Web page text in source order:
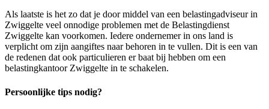
Als laatste is het zo dat je door middel van een belastingadviseur in
Zwiggelte veel onnodige problemen met de Belastingdienst
Zwiggelte kan voorkomen. Iedere ondernemer in ons land is
verplicht om zijn aangiftes naar behoren in te vullen. Dit is een van
de redenen dat ook particulieren er baat bij hebben om een
belastingkantoor Zwiggelte in te schakelen.
Persoonlijke tips nodig?